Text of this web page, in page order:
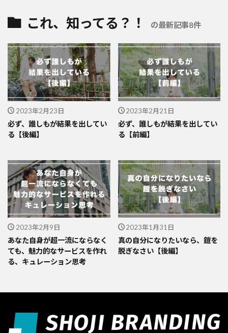
これ、知ってる？！ の最新記事8件
2023年2月23日
必ず、誰しもが結果を出してい
る【後編】
2023年2月21日
必ず、誰しもが結果を出してい
る【前編】
2023年2月9日
あなた自身が超一流にならなく
ても、魅力的なサービスを作れ
る、キュレーション思考
2023年1月31日
真の自分になりたいなら、鎧を
脱ぎなさい【後編】